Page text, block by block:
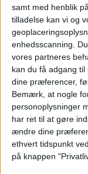
samt med henblik
tilladelse kan vi og
enhedsscanning.
vores partneres
kan du få adgang
dine præferencer,
Bemærk, at nogle
personoplysninger
har ret til at gøre
ændre dine
ethvert tidspunkt
på knappen
medarbejdere
anerkendelsen
os, at vores
gerne måles
derfor er det
afgørende,
Driftsdirektør
Samarbejdet